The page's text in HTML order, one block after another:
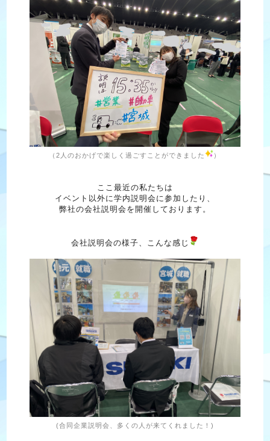
（2人のおかげで楽しく過ごすことができました ）
ここ最近の私たちは
イベント以外に学内説明会に参加したり、
弊社の会社説明会を開催しております。
会社説明会の様子、こんな感じ
(合同企業説明会、多くの人が来てくれました！)